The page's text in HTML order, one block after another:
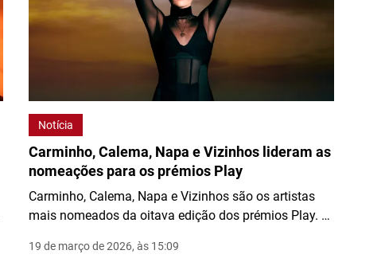
Notícia
Carminho, Calema, Napa e Vizinhos lideram as
nomeações para os prémios Play
Carminho, Calema, Napa e Vizinhos são os artistas
mais nomeados da oitava edição dos prémios Play. A
em Lisboa.
19 de março de 2026, às 15:09